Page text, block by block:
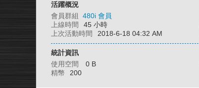
活躍概況
會員群組 480i 會員
上線時間
45 小時
上次活動時間
2018-6-18 04:32 AM
統計資訊
使用空間
0 B
精幣
200